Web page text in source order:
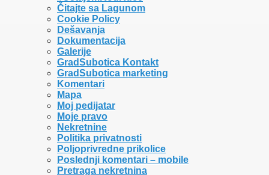
Čitajte sa Lagunom
Cookie Policy
Dešavanja
Dokumentacija
Galerije
GradSubotica Kontakt
GradSubotica marketing
Komentari
Mapa
Moj pedijatar
Moje pravo
Nekretnine
Politika privatnosti
Poljoprivredne prikolice
Poslednji komentari – mobile
Pretraga nekretnina